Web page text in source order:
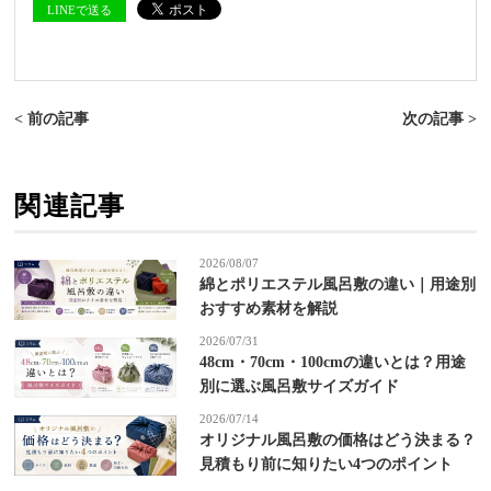
LINEで送る
< 前の記事 次の記事 >
関連記事
2026/08/07
綿とポリエステル風呂敷の違い｜用途別
おすすめ素材を解説
2026/07/31
48cm・70cm・100cmの違いとは？用途
別に選ぶ風呂敷サイズガイド
2026/07/14
オリジナル風呂敷の価格はどう決まる？
見積もり前に知りたい4つのポイント